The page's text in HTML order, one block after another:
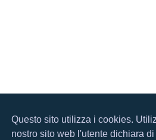
Questo sito utilizza i cookies.
nostro sito web l'utente dichiara